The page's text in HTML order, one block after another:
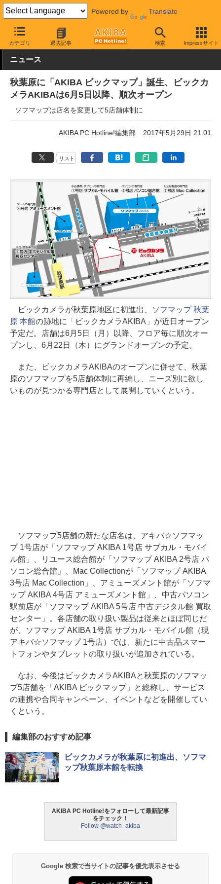
Powered by Translate
カテゴリ 過去記事 検索 Impressサイト
AKIBA PC Hotline! 秋葉原情報 スポット情報 ショップ
ニュース
秋葉原に「AKIBA ビックマップ」誕生、ビックカ
メラAKIBAは6月5日以降、順次オープン
ソフマップは店名を変更して5店舗体制に
AKIBA PC Hotline!編集部 2017年5月29日 21:01
リスト
ビックカメラが秋葉原地区に初進出、
ソフマップ 秋葉
原 本館の跡地に「ビックカメラAKIBA」が近日オープン
予定だ。店舗は6月5日（月）以降、フロア毎に順次オー
プンし、6月22日（木）にグランドオープンの予定。
また、ビックカメラAKIBAのオープンに併せて、秋葉
原のソフマップを5店舗体制に再編し、ニーズ別に欲し
いものが見つかる専門店として展開していくという。
ソフマップ5店舗の新たな店名は、アキバ☆ソフマッ
プ 1号店が「ソフマップ AKIBA 1号店 サブカル・モバイ
ル館」、リユース総合館が「ソフマップ AKIBA 2号店 パ
ソコン総合館」、Mac Collectionが「ソフマップ AKIBA
3号店 Mac Collection」、アミューズメント館が「ソフマ
ップ AKIBA 4号店 アミューズメント館」、中古パソコン
駅前店が「ソフマップ AKIBA 5号店 中古デジタル館 買取
センター」。各店舗の取り扱い製品は従来とほぼ同じだ
が、ソフマップ AKIBA 1号店 サブカル・モバイル館（現
アキバ☆ソフマップ 1号店）では、新たに中古品スマー
トフォンやタブレットの取り扱いが追加されている。
なお、今後はビックカメラAKIBAと秋葉原のソフマッ
プ5店舗を「AKIBA ビックマップ」と総称し、サービス
の連携や合同キャンペーン、イベントなどを開催してい
くという。
編集部のおすすめ記事
ビックカメラが秋葉原に初進出、ソフマ
ップ秋葉原本館を転換
AKIBA PC Hotline!をフォローして最新記事
をチェック！
Follow @watch_akiba
Google 検索で当サイトの記事を優先表示させる